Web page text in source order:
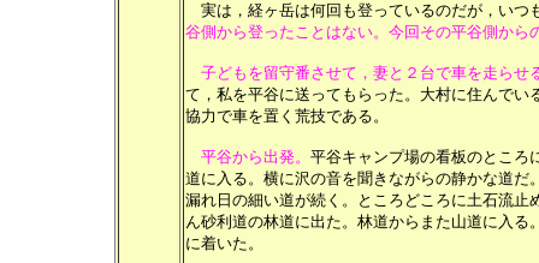
実は，経ヶ岳は何回も登っているのだが，いつ
谷側から登ったことはない。今回その平谷側から
子どもを留守番させて，妻と２台で車を走らせ
て，私を平谷に送ってもらった。大村に住んで
協力で車を置く荒技である。
平谷から出発。 平谷キャンプ場の看板のところ
道に入る。横に沢の音を聞きながらの静かな道
漏れ日の細い道が続く。ところどころに土石流
ん砂利道の林道に出た。林道からまた山道に入
に着いた。